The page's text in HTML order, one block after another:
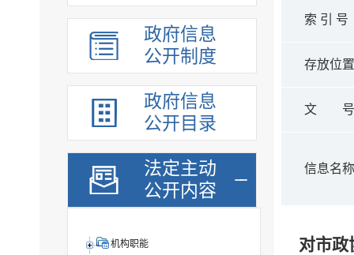
政府信息
公开制度
政府信息
公开目录
法定主动
公开内容
机构职能
索 引 号
存放位
文
信息名
对市政